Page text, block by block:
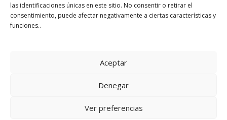
las identificaciones únicas en este sitio. No consentir o retirar el
consentimiento, puede afectar negativamente a ciertas características y
funciones..
Aceptar
Denegar
Ver preferencias
Calle San Ignacio, 2,
06220 Villafranca de los Barros (Badajoz)
sanjosevillafranca@fundacionloyola.es